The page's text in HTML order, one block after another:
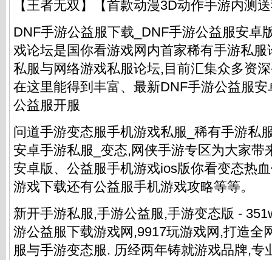
【王者无双】【首款动漫3D动作手游内测
DNF手游公益服下载_DNF手游公益服安卓
戏论坛是国你看游戏网内首家稀有手游私
私服与网络游戏私服论坛,目前汇集众多资
在这里能得到丰富、最新DNF手游公益服
公益服开服
问道手游变态服手机游戏私服_稀有手游私
安卓手游私服_变态,网侠手游专区为大家带
安卓版、公益服手机游戏ios版你看变态热
游戏下载还有公益服手机游戏攻略等等。
新开手游私服,手游公益服,手游变态版 -
游公益服下载游戏网,9917玩游戏网,打造全
服与手游变态服. 历经两年铸就游戏品牌,专